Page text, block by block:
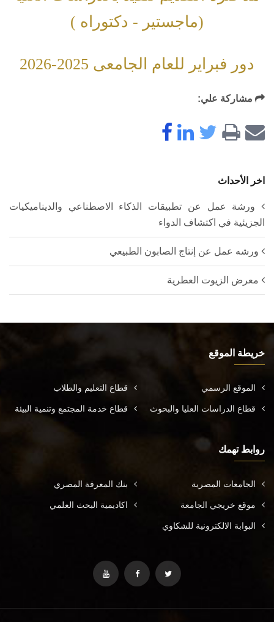
(ماجستير - دكتوراه )
دور فبراير للعام الجامعى 2025-2026
مشاركة علي:
اخر الأحداث
ورشة عمل عن تطبيقات الذكاء الاصطناعي والديناميكيات
الجزيئية في اكتشاف الدواء
ورشه عمل عن إنتاج الصابون الطبيعي
معرض الزيوت العطرية
خريطة الموقع
الموقع الرسمي قطاع التعليم والطلاب
قطاع الدراسات العليا والبحوث قطاع خدمة المجتمع وتنمية البيئة
روابط تهمك
الجامعات المصرية بنك المعرفة المصري
موقع خريجي الجامعة اكاديمية البحث العلمي
البوابة الالكترونية للشكاوي